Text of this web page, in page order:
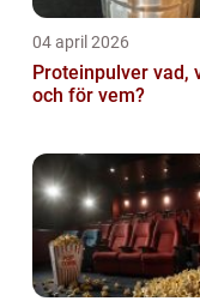
04 april 2026
Proteinpulver vad, varför
och för vem?